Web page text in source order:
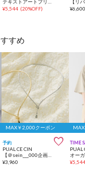
¥5,544 (20%OFF) ¥
すめ
MAX￥2,000クーポン
予約 
PUAL CE CIN
【＠sein___000企画】フロントフックメタルチョーカー
¥3,960
TIME
PUAL
¥